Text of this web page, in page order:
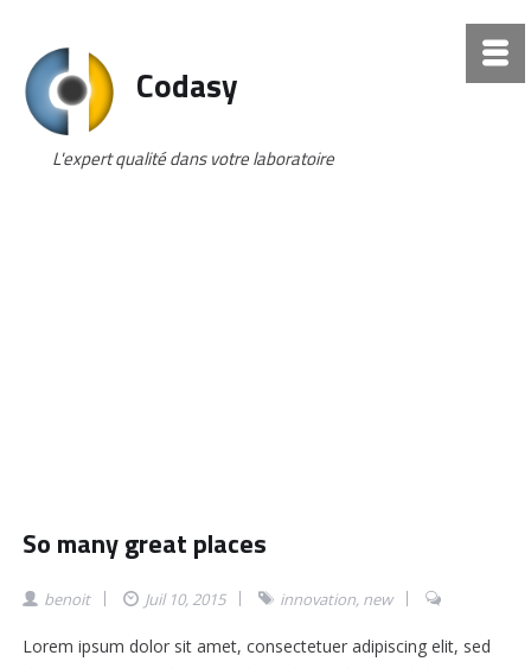
Codasy
L'expert qualité dans votre laboratoire
So many great places
benoit Juil 10, 2015 innovation, new
Lorem ipsum dolor sit amet, consectetuer adipiscing elit, sed